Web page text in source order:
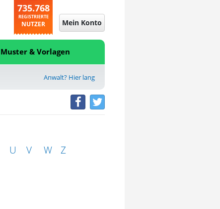
735.768
REGISTRIERTE
NUTZER Mein Konto
Muster & Vorlagen
Anwalt? Hier lang
U V W Z